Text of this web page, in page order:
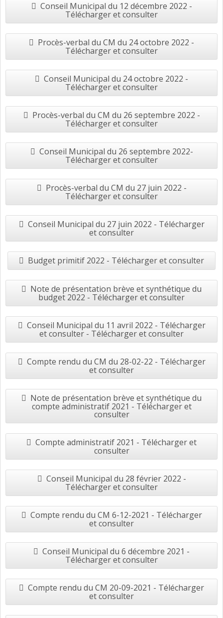
Conseil Municipal du 12 décembre 2022 -
Télécharger et consulter
Procès-verbal du CM du 24 octobre 2022 -
Télécharger et consulter
Conseil Municipal du 24 octobre 2022 -
Télécharger et consulter
Procès-verbal du CM du 26 septembre 2022 -
Télécharger et consulter
Conseil Municipal du 26 septembre 2022-
Télécharger et consulter
Procès-verbal du CM du 27 juin 2022 -
Télécharger et consulter
Conseil Municipal du 27 juin 2022 - Télécharger
et consulter
Budget primitif 2022 - Télécharger et consulter
Note de présentation brève et synthétique du
budget 2022 - Télécharger et consulter
Conseil Municipal du 11 avril 2022 - Télécharger
et consulter - Télécharger et consulter
Compte rendu du CM du 28-02-22 - Télécharger
et consulter
Note de présentation brève et synthétique du
compte administratif 2021 - Télécharger et
consulter
Compte administratif 2021 - Télécharger et
consulter
Conseil Municipal du 28 février 2022 -
Télécharger et consulter
Compte rendu du CM 6-12-2021 - Télécharger
et consulter
Conseil Municipal du 6 décembre 2021 -
Télécharger et consulter
Compte rendu du CM 20-09-2021 - Télécharger
et consulter